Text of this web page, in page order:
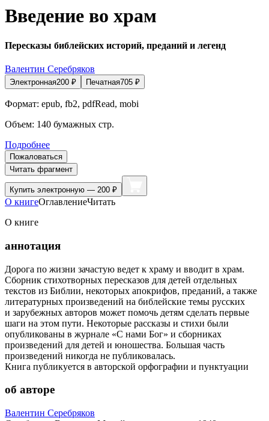
Введение во храм
Пересказы библейских историй, преданий и легенд
Валентин Серебряков
Электронная200 ₽ Печатная705 ₽
Формат: epub, fb2, pdfRead, mobi
Объем: 140 бумажных стр.
Подробнее
Пожаловаться
Читать фрагмент
Купить электронную — 200 ₽
О книгеОглавлениеЧитать
О книге
аннотация
Дорога по жизни зачастую ведет к храму и вводит в храм.
Сборник стихотворных пересказов для детей отдельных
текстов из Библии, некоторых апокрифов, преданий, а также
литературных произведений на библейские темы русских
и зарубежных авторов может помочь детям сделать первые
шаги на этом пути. Некоторые рассказы и стихи были
опубликованы в журнале «С нами Бог» и сборниках
произведений для детей и юношества. Большая часть
произведений никогда не публиковалась.
Книга публикуется в авторской орфографии и пунктуации
об авторе
Валентин Серебряков